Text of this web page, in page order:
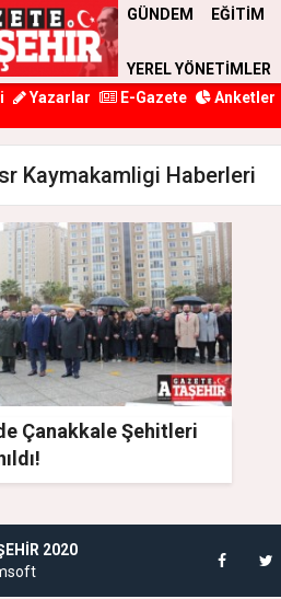
GÜNDEM EĞİTİM
YEREL YÖNETİMLER
Yazarlar E-Gazete Anketler
Kaymakamligi Haberleri
Çanakkale Şehitleri
2020